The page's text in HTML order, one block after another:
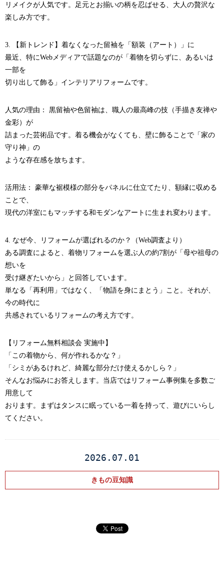
リメイクが人気です。足元とお揃いの柄を忍ばせる、大人の贅沢な
楽しみ方です。
3. 【新トレンド】着なくなった留袖を「額装（アート）」に
最近、特にWebメディアで話題なのが「着物を切らずに、あるいは
一部を
切り出して飾る」インテリアリフォームです。
人気の理由： 黒留袖や色留袖は、職人の最高峰の技（手描き友禅や
金彩）が
詰まった芸術品です。着る機会がなくても、壁に飾ることで「家の
守り神」の
ような存在感を放ちます。
活用法： 豪華な裾模様の部分をパネルに仕立てたり、額縁に収める
ことで、
現代の洋室にもマッチする和モダンなアートに生まれ変わります。
4. なぜ今、リフォームが選ばれるのか？（Web調査より）
ある調査によると、着物リフォームを選ぶ人の約7割が「母や祖母の
想いを
受け継ぎたいから」と回答しています。
単なる「再利用」ではなく、「物語を身にまとう」こと。それが、
今の時代に
共感されているリフォームの考え方です。
【リフォーム無料相談会 実施中】
「この着物から、何が作れるかな？」
「シミがあるけれど、綺麗な部分だけ使えるかしら？」
そんなお悩みにお答えします。当店ではリフォーム事例集を多数ご
用意して
おります。まずはタンスに眠っている一着を持って、遊びにいらし
てください。
2026.07.01
きもの豆知識